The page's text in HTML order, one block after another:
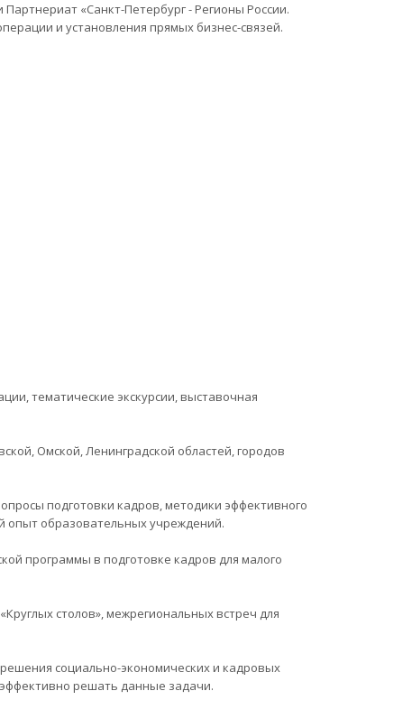
«Санкт-Петербург - Регионы России.
и установления прямых бизнес-связей.
тематические экскурсии, выставочная
Омской, Ленинградской областей, городов
подготовки кадров, методики эффективного
опыт образовательных учреждений.
программы в подготовке кадров для малого
столов», межрегиональных встреч для
социально-экономических и кадровых
решать данные задачи.